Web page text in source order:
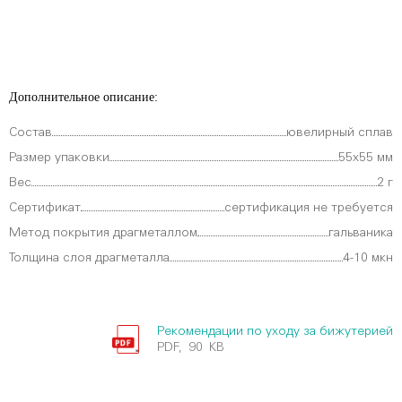
Дополнительное описание:
Состав ювелирный сплав
Размер упаковки 55х55 мм
Вес 2 г
Сертификат сертификация не требуется
Метод покрытия драгметаллом гальваника
Толщина слоя драгметалла 4-10 мкн
Рекомендации по уходу за бижутерией
PDF, 90 KB